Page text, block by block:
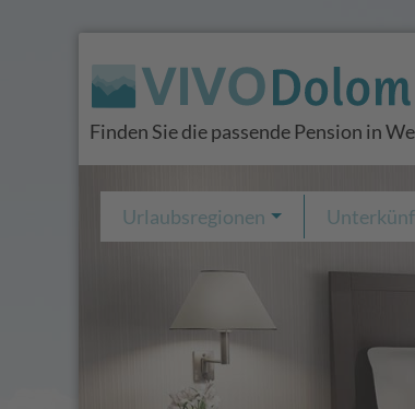
Finden Sie die passende Pension in
Urlaubsregionen